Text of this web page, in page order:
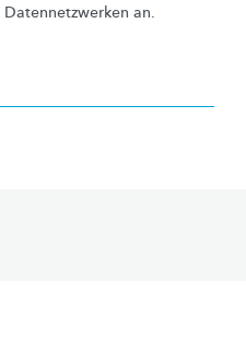
Datennetzwerken an.